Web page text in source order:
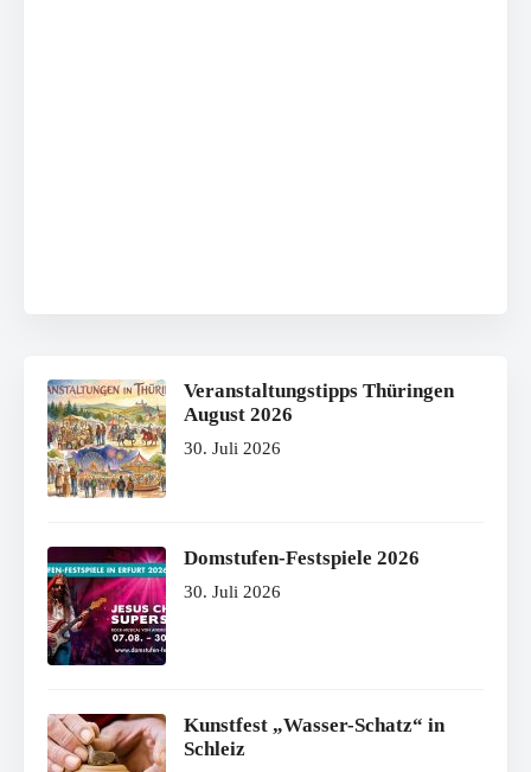
Veranstaltungstipps Thüringen
August 2026
30. Juli 2026
Domstufen-Festspiele 2026
30. Juli 2026
Kunstfest „Wasser-Schatz“ in
Schleiz